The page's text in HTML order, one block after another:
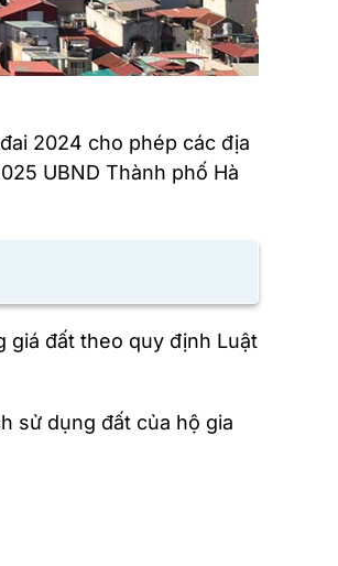
2024 cho phép các địa
UBND Thành phố Hà
giá đất theo quy định Luật
sử dụng đất của hộ gia